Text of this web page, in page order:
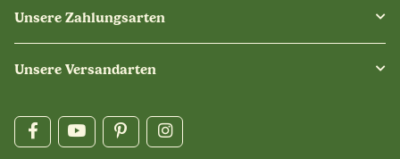
Unsere Zahlungsarten
Unsere Versandarten